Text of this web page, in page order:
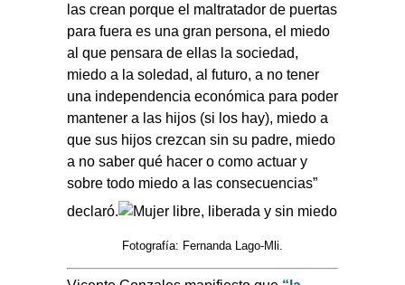
las crean porque el maltratador de puertas
para fuera es una gran persona, el miedo
al que pensara de ellas la sociedad,
miedo a la soledad, al futuro, a no tener
una independencia económica para poder
mantener a las hijos (si los hay), miedo a
que sus hijos crezcan sin su padre, miedo
a no saber qué hacer o como actuar y
sobre todo miedo a las consecuencias”
declaró.
Fotografía: Fernanda Lago-Mli.